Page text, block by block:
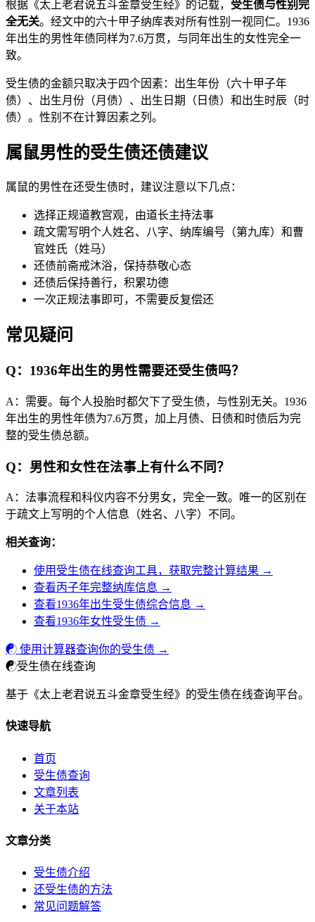
根据《太上老君说五斗金章受生经》的记载， 受生债与性别完
全无关。经文中的六十甲子纳库表对所有性别一视同仁。1936
年出生的男性年债同样为7.6万贯，与同年出生的女性完全一
致。
受生债的金额只取决于四个因素：出生年份（六十甲子年
债）、出生月份（月债）、出生日期（日债）和出生时辰（时
债）。性别不在计算因素之列。
属鼠男性的受生债还债建议
属鼠的男性在还受生债时，建议注意以下几点：
选择正规道教宫观，由道长主持法事
疏文需写明个人姓名、八字、纳库编号（第九库）和曹
官姓氏（姓马）
还债前斋戒沐浴，保持恭敬心态
还债后保持善行，积累功德
一次正规法事即可，不需要反复偿还
常见疑问
Q：1936年出生的男性需要还受生债吗？
A：需要。每个人投胎时都欠下了受生债，与性别无关。1936
年出生的男性年债为7.6万贯，加上月债、日债和时债后为完
整的受生债总额。
Q：男性和女性在法事上有什么不同？
A：法事流程和科仪内容不分男女，完全一致。唯一的区别在
于疏文上写明的个人信息（姓名、八字）不同。
相关查询：
使用受生债在线查询工具，获取完整计算结果 →
查看丙子年完整纳库信息 →
查看1936年出生受生债综合信息 →
查看1936年女性受生债 →
☯ 使用计算器查询你的受生债 →
☯受生债在线查询
基于《太上老君说五斗金章受生经》的受生债在线查询平台。
快速导航
首页
受生债查询
文章列表
关于本站
文章分类
受生债介绍
还受生债的方法
常见问题解答